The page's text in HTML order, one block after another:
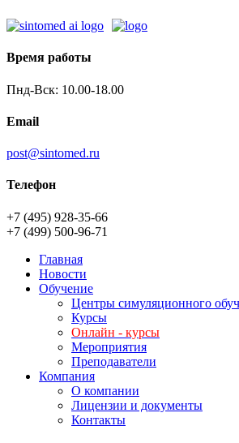
Время работы
Пнд-Вск: 10.00-18.00
Email
post@sintomed.ru
Телефон
+7 (495) 928-35-66
+7 (499) 500-96-71
Главная
Новости
Обучение
Центры симуляционного
Курсы
Онлайн - курсы
Мероприятия
Преподаватели
Компания
О компании
Лицензии и документы
Контакты